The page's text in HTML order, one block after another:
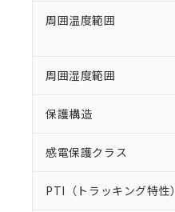
周囲温度範囲
周囲湿度範囲
保護構造
感電保護クラス
PTI（トラッキング特性）